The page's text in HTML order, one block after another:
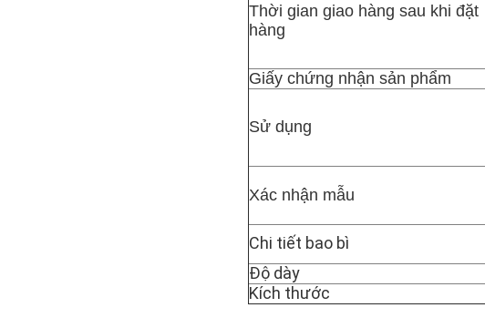
Thời gian giao hàng sau khi đặt
hàng
Giấy chứng nhận sản phẩm
Sử dụng
Xác nhận mẫu
Chi tiết bao bì
Độ dày
Kích thước